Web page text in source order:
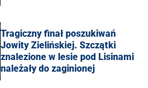
Tragiczny finał poszukiwań
Jowity Zielińskiej. Szczątki
znalezione w lesie pod Lisinami
należały do zaginionej